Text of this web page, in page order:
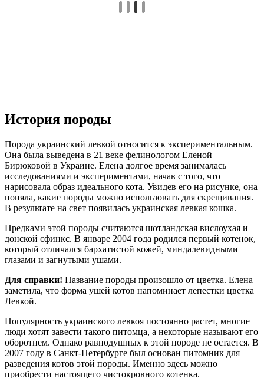
История породы
Порода украинский левкой относится к экспериментальным.
Она была выведена в 21 веке фелинологом Еленой
Бирюковой в Украине. Елена долгое время занималась
исследованиями и экспериментами, начав с того, что
нарисовала образ идеального кота. Увидев его на рисунке, она
поняла, какие породы можно использовать для скрещивания.
В результате на свет появилась украинская левкая кошка.
Предками этой породы считаются шотландская вислоухая и
донской сфинкс. В январе 2004 года родился первый котенок,
который отличался бархатистой кожей, миндалевидными
глазами и загнутыми ушами.
Для справки! Название породы произошло от цветка. Елена
заметила, что форма ушей котов напоминает лепестки цветка
Левкой.
Популярность украинского левкоя постоянно растет, многие
люди хотят завести такого питомца, а некоторые называют его
оборотнем. Однако равнодушных к этой породе не остается. В
2007 году в Санкт-Петербурге был основан питомник для
разведения котов этой породы. Именно здесь можно
приобрести настоящего чистокровного котенка.